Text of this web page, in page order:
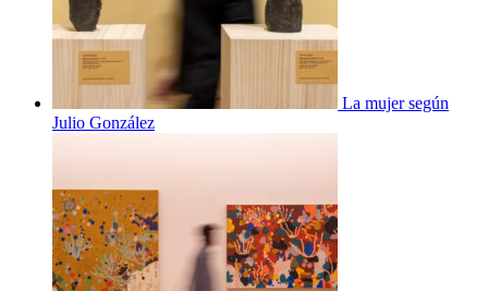
La mujer según
Julio González